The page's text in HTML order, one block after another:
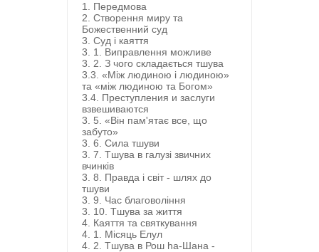
1. Передмова
2. Створення миру та
Божественний суд
3. Суд і каяття
3. 1. Виправлення можливе
3. 2. З чого складається тшува
3.3. «Між людиною і людиною»
та «між людиною та Богом»
3.4. Преступления и заслуги
взвешиваются
3. 5. «Він пам'ятає все, що
забуто»
3. 6. Сила тшуви
3. 7. Тшува в галузі звичних
вчинків
3. 8. Правда і світ - шлях до
тшуви
3. 9. Час благовоління
3. 10. Тшува за життя
4. Каяття та святкування
4. 1. Місяць Елул
4. 2. Тшува в Рош ha-Шана -